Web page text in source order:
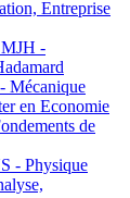
Entreprise
-
Mécanique
en Economie
de
- Physique